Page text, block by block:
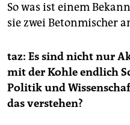
So was ist einem
sie zwei Betonmischer
taz: Es sind nicht nur
mit der Kohle endlich
Politik und
das verstehen?